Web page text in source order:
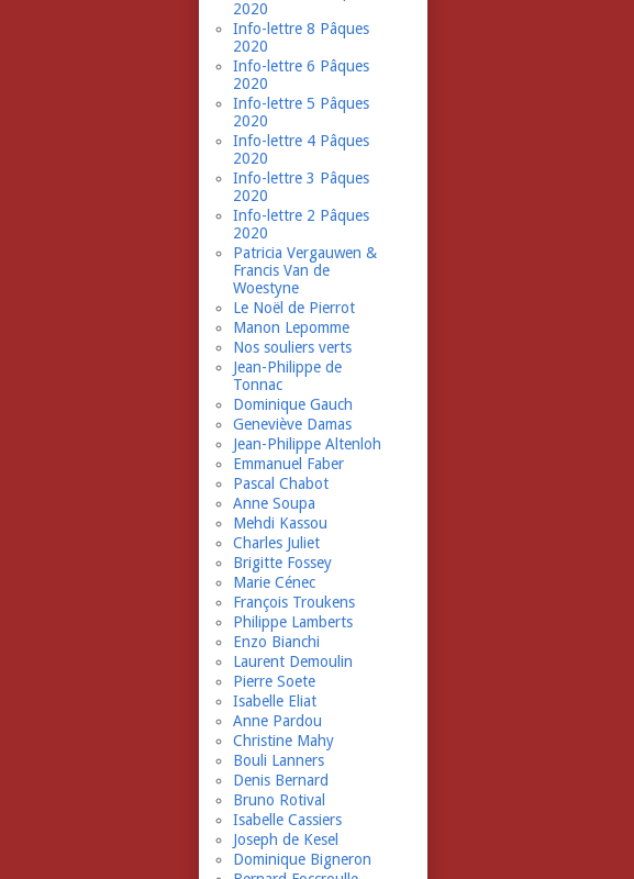
2020
Info-lettre 8 Pâques
2020
Info-lettre 6 Pâques
2020
Info-lettre 5 Pâques
2020
Info-lettre 4 Pâques
2020
Info-lettre 3 Pâques
2020
Info-lettre 2 Pâques
2020
Patricia Vergauwen &
Francis Van de
Woestyne
Le Noël de Pierrot
Manon Lepomme
Nos souliers verts
Jean-Philippe de
Tonnac
Dominique Gauch
Geneviève Damas
Jean-Philippe Altenloh
Emmanuel Faber
Pascal Chabot
Anne Soupa
Mehdi Kassou
Charles Juliet
Brigitte Fossey
Marie Cénec
François Troukens
Philippe Lamberts
Enzo Bianchi
Laurent Demoulin
Pierre Soete
Isabelle Eliat
Anne Pardou
Christine Mahy
Bouli Lanners
Denis Bernard
Bruno Rotival
Isabelle Cassiers
Joseph de Kesel
Dominique Bigneron